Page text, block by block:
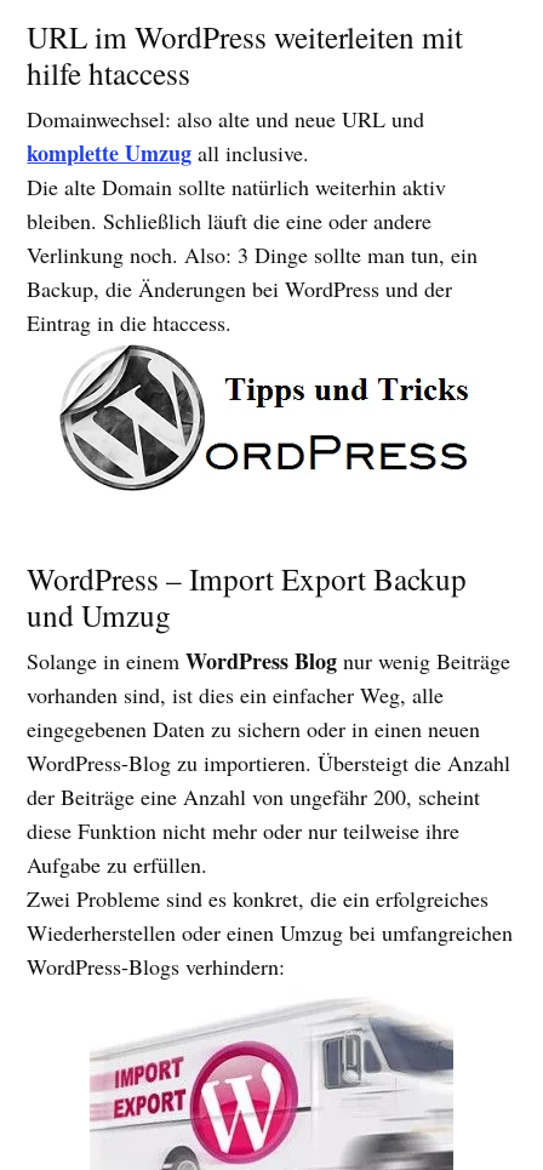
URL im WordPress weiterleiten mit
hilfe htaccess
Domainwechsel: also alte und neue URL und
komplette Umzug all inclusive.
Die alte Domain sollte natürlich weiterhin aktiv
bleiben. Schließlich läuft die eine oder andere
Verlinkung noch. Also: 3 Dinge sollte man tun, ein
Backup, die Änderungen bei WordPress und der
Eintrag in die htaccess.
WordPress – Import Export Backup
und Umzug
Solange in einemWordPress Blognur wenig Beiträge
vorhanden sind, ist dies ein einfacher Weg, alle
eingegebenen Daten zu sichern oder in einen neuen
WordPress-Blog zu importieren. Übersteigt die Anzahl
der Beiträge eine Anzahl von ungefähr 200, scheint
diese Funktion nicht mehr oder nur teilweise ihre
Aufgabe zu erfüllen.
Zwei Probleme sind es konkret, die ein erfolgreiches
Wiederherstellen oder einen Umzug bei umfangreichen
WordPress-Blogs verhindern: